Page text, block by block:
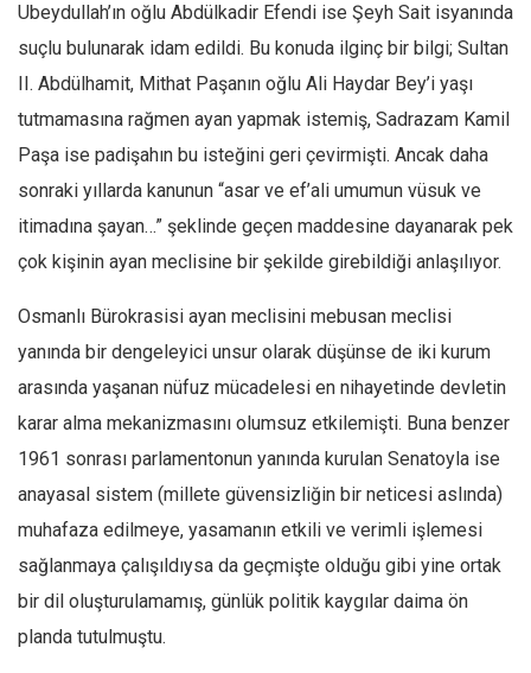
Ubeydullah’ın oğlu Abdülkadir Efendi ise Şeyh Sait isyanında
suçlu bulunarak idam edildi. Bu konuda ilginç bir bilgi; Sultan
II. Abdülhamit, Mithat Paşanın oğlu Ali Haydar Bey’i yaşı
tutmamasına rağmen ayan yapmak istemiş, Sadrazam Kamil
Paşa ise padişahın bu isteğini geri çevirmişti. Ancak daha
sonraki yıllarda kanunun “asar ve ef’ali umumun vüsuk ve
itimadına şayan…” şeklinde geçen maddesine dayanarak pek
çok kişinin ayan meclisine bir şekilde girebildiği anlaşılıyor.
Osmanlı Bürokrasisi ayan meclisini mebusan meclisi
yanında bir dengeleyici unsur olarak düşünse de iki kurum
arasında yaşanan nüfuz mücadelesi en nihayetinde devletin
karar alma mekanizmasını olumsuz etkilemişti. Buna benzer
1961 sonrası parlamentonun yanında kurulan Senatoyla ise
anayasal sistem (millete güvensizliğin bir neticesi aslında)
muhafaza edilmeye, yasamanın etkili ve verimli işlemesi
sağlanmaya çalışıldıysa da geçmişte olduğu gibi yine ortak
bir dil oluşturulamamış, günlük politik kaygılar daima ön
planda tutulmuştu.